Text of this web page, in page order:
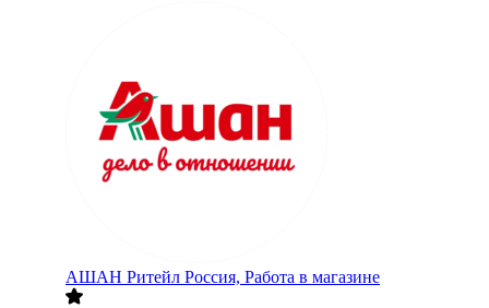
АШАН Ритейл Россия, Работа в магазине